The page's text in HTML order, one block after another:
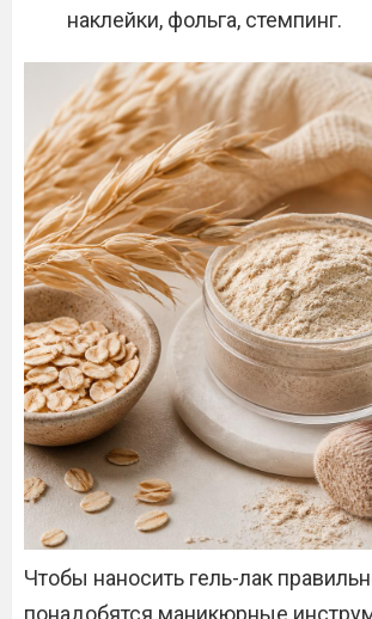
наклейки, фольга, стемпинг.
Чтобы наносить гель-лак
понадобятся маникюрные